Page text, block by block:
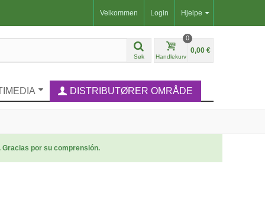
Hjelpe
Velkommen Login
Søk Handlekurv
0
0,00 €
DISTRIBUTØRER OMRÅDE
por su comprensión.